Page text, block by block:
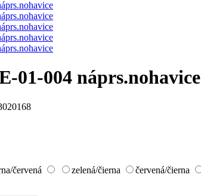
01-004 náprs.nohavice
červená zelená/čierna červená/čierna